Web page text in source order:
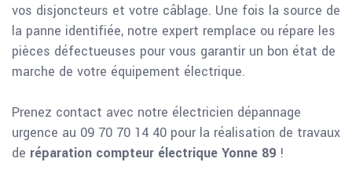
vos disjoncteurs et votre câblage. Une fois la source de
la panne identifiée, notre expert remplace ou répare les
pièces défectueuses pour vous garantir un bon état de
marche de votre équipement électrique.
Prenez contact avec notre électricien dépannage
urgence au 09 70 70 14 40 pour la réalisation de travaux
de réparation compteur électrique Yonne 89 !